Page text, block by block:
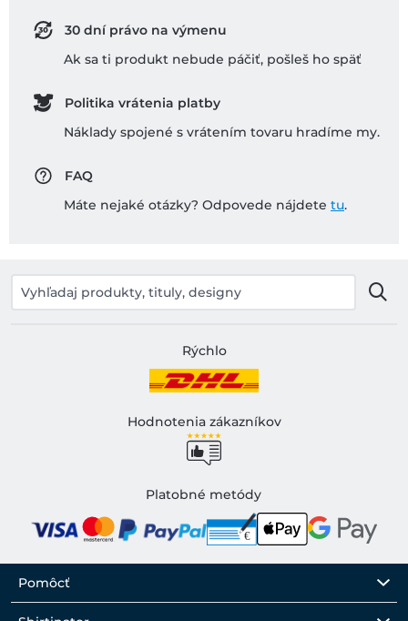
30 dní právo na výmenu
Ak sa ti produkt nebude páčiť, pošleš ho späť
Politika vrátenia platby
Náklady spojené s vrátením tovaru hradíme my.
FAQ
Máte nejaké otázky? Odpovede nájdete tu.
Rýchlo
Hodnotenia zákazníkov
Platobné metódy
Pomôcť